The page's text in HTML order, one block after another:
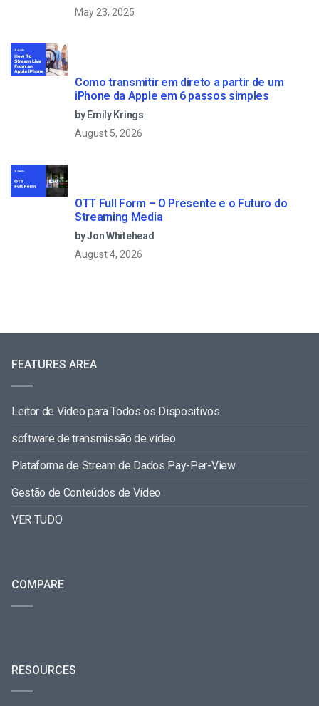
May 23, 2025
Como transmitir em direto a partir de um
iPhone da Apple em 6 passos simples
by Emily Krings
August 5, 2026
OTT Full Form – O Presente e o Futuro do
Streaming Media
by Jon Whitehead
August 4, 2026
FEATURES AREA
Leitor de Vídeo para Todos os Dispositivos
software de transmissão de vídeo
Plataforma de Stream de Dados Pay-Per-View
Gestão de Conteúdos de Vídeo
VER TUDO
COMPARE
RESOURCES